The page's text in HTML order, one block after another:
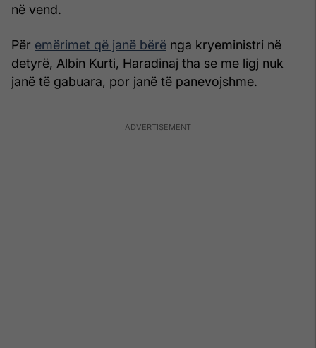
në vend.
Për emërimet që janë bërë nga kryeministri në
detyrë, Albin Kurti, Haradinaj tha se me ligj nuk
janë të gabuara, por janë të panevojshme.